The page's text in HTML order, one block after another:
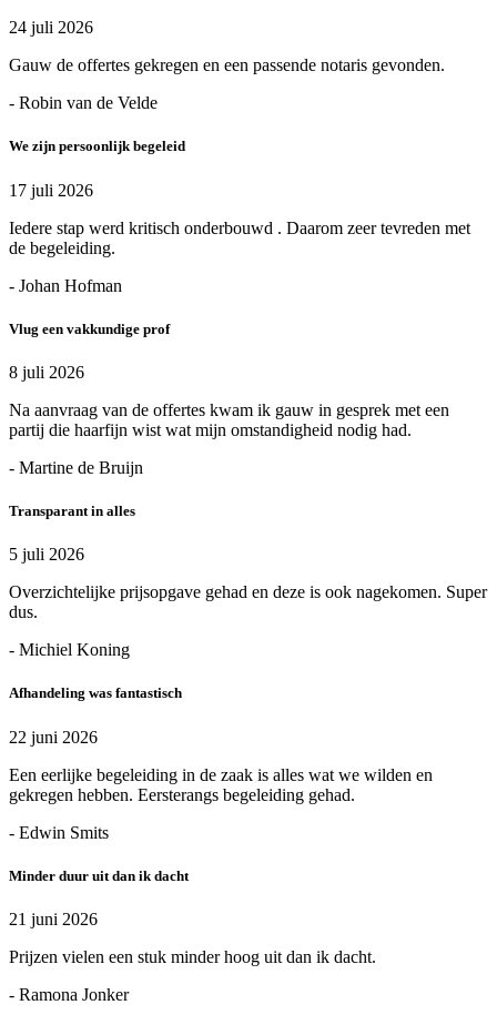
24 juli 2026
Gauw de offertes gekregen en een passende notaris gevonden.
- Robin van de Velde
We zijn persoonlijk begeleid
17 juli 2026
Iedere stap werd kritisch onderbouwd . Daarom zeer tevreden met
de begeleiding.
- Johan Hofman
Vlug een vakkundige prof
8 juli 2026
Na aanvraag van de offertes kwam ik gauw in gesprek met een
partij die haarfijn wist wat mijn omstandigheid nodig had.
- Martine de Bruijn
Transparant in alles
5 juli 2026
Overzichtelijke prijsopgave gehad en deze is ook nagekomen. Super
dus.
- Michiel Koning
Afhandeling was fantastisch
22 juni 2026
Een eerlijke begeleiding in de zaak is alles wat we wilden en
gekregen hebben. Eersterangs begeleiding gehad.
- Edwin Smits
Minder duur uit dan ik dacht
21 juni 2026
Prijzen vielen een stuk minder hoog uit dan ik dacht.
- Ramona Jonker